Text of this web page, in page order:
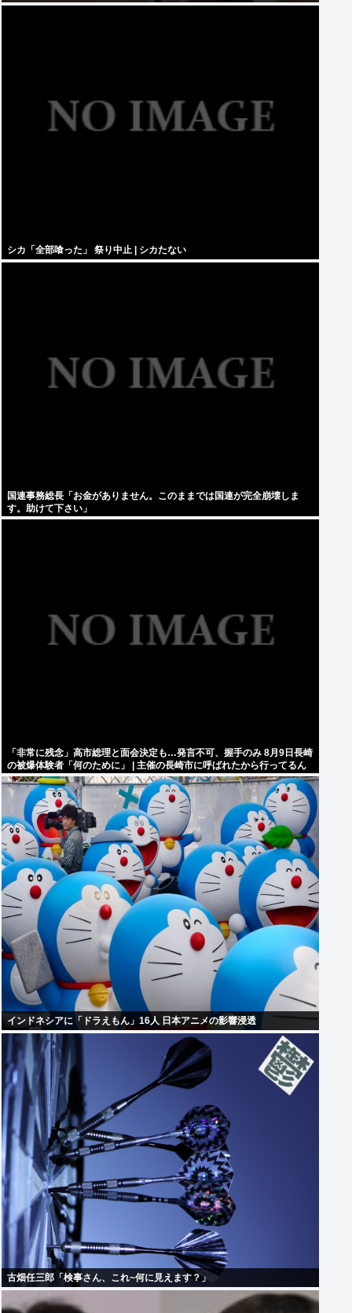
シカ「全部喰った」 祭り中止 | シカたない
国連事務総長「お金がありません。このままでは国連が完全崩壊しま
す。助けて下さい」
「非常に残念」高市総理と面会決定も…発言不可、握手のみ 8月9日長崎
の被爆体験者「何のために」 | 主催の長崎市に呼ばれたから行ってるん
だろうに
インドネシアに「ドラえもん」16人 日本アニメの影響浸透
古畑任三郎「検事さん、これ~何に見えます？」